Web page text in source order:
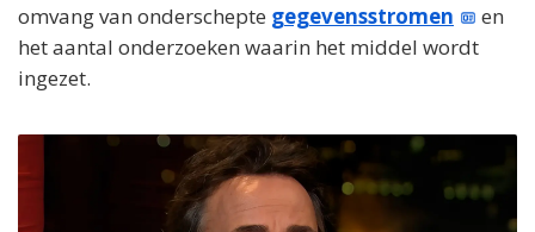
omvang van onderschepte gegevensstromen
en
het aantal onderzoeken waarin het middel wordt
ingezet.